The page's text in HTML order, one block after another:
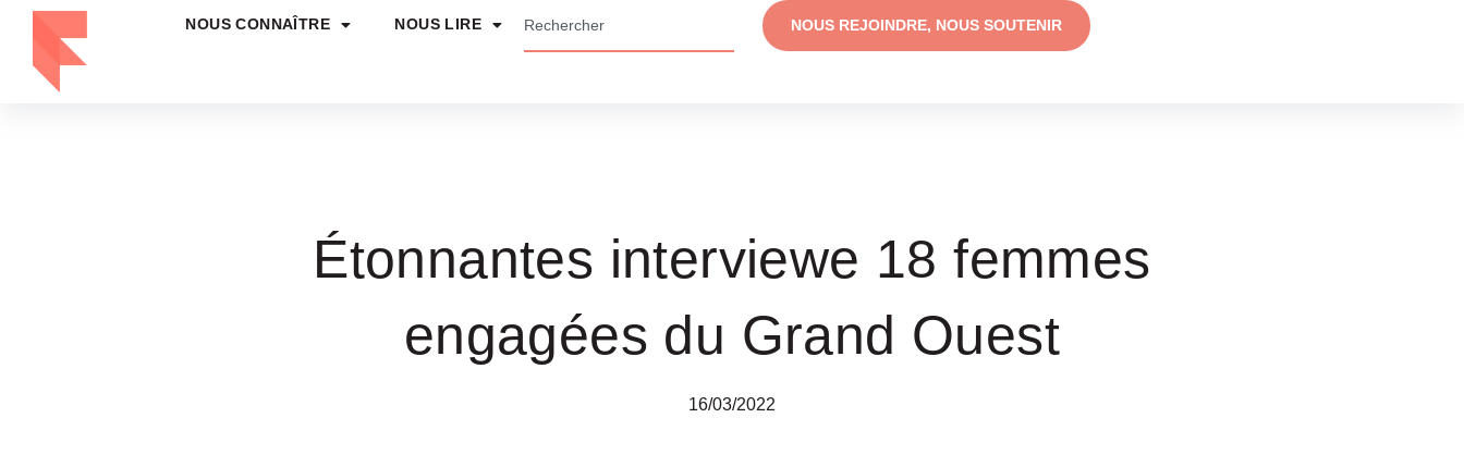
NOUS CONNAÎTRE NOUS LIRE NOUS REJOINDRE, NOUS SOUTENIR
Étonnantes interviewe 18 femmes
engagées du Grand Ouest
16/03/2022